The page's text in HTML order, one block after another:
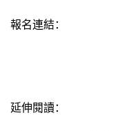
報名連結：
延伸閱讀：